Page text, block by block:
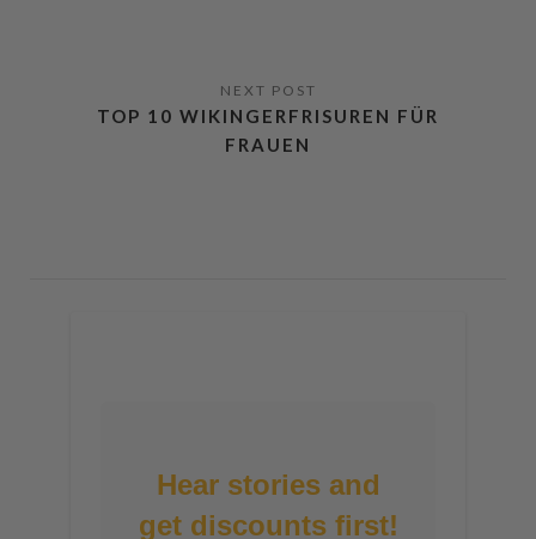
TOP 10 WIKINGERFRISUREN FÜR
FRAUEN
Hear stories and
get discounts first!